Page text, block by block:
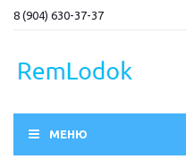
8 (904) 630-37-37
МЕНЮ